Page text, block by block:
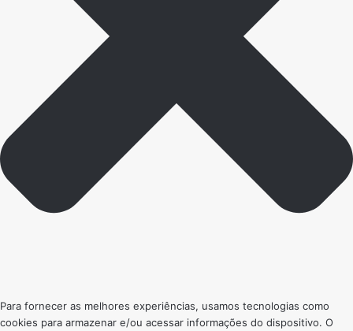
Para fornecer as melhores experiências, usamos tecnologias como
cookies para armazenar e/ou acessar informações do dispositivo. O